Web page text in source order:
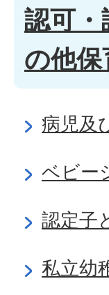
認可・
の他
病児及
ベビー
認定子
私立幼